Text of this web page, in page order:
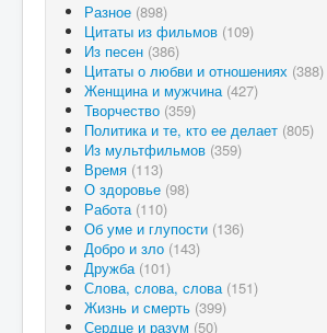
Разное (898)
Цитаты из фильмов (109)
Из песен (386)
Цитаты о любви и отношениях (388)
Женщина и мужчина (427)
Творчество (359)
Политика и те, кто ее делает (805)
Из мультфильмов (359)
Время (113)
О здоровье (98)
Работа (110)
Об уме и глупости (136)
Добро и зло (143)
Дружба (101)
Слова, слова, слова (151)
Жизнь и смерть (399)
Сердце и разум (50)